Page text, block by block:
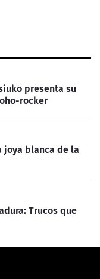
presenta su
rocker
joya blanca de la
Trucos que